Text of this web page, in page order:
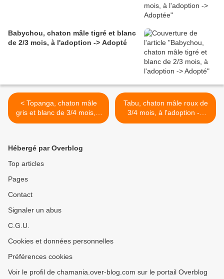
Babychou, chaton mâle tigré et blanc
de 2/3 mois, à l'adoption -> Adopté
< Topanga, chaton mâle
gris et blanc de 3/4 mois, à
l'adoption -> adopté
Tabu, chaton mâle roux de
3/4 mois, à l'adoption ->
adopté >
Hébergé par Overblog
Top articles
Pages
Contact
Signaler un abus
C.G.U.
Cookies et données personnelles
Préférences cookies
Voir le profil de chamania.over-blog.com sur le portail Overblog